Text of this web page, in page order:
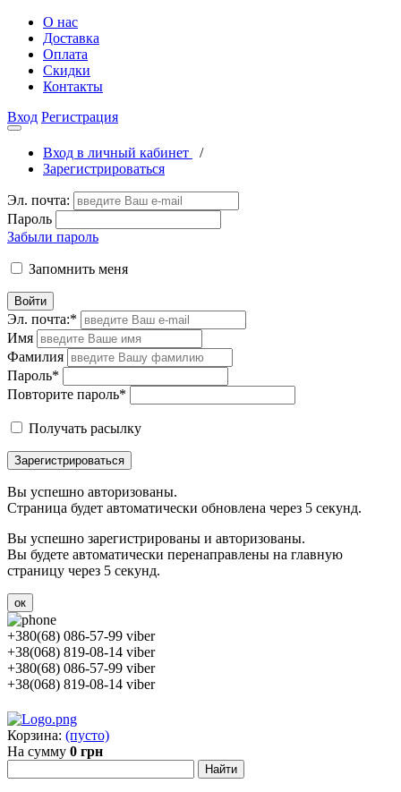
О нас
Доставка
Оплата
Скидки
Контакты
Вход Регистрация
Вход в личный кабинет
/
Зарегистрироваться
Эл. почта:
Пароль
Забыли пароль
Запомнить меня
Войти
Эл. почта:*
Имя
Фамилия
Пароль*
Повторите пароль*
Получать расылку
Зарегистрироваться
Вы успешно авторизованы.
Страница будет автоматически обновлена через 5 секунд.
Вы успешно зарегистрированы и авторизованы.
Вы будете автоматически перенаправлены на главную
страницу через 5 секунд.
ок
+380(68) 086-57-99 viber
+38(068) 819-08-14 viber
+380(68) 086-57-99 viber
+38(068) 819-08-14 viber
Корзина: (пусто)
На сумму 0 грн